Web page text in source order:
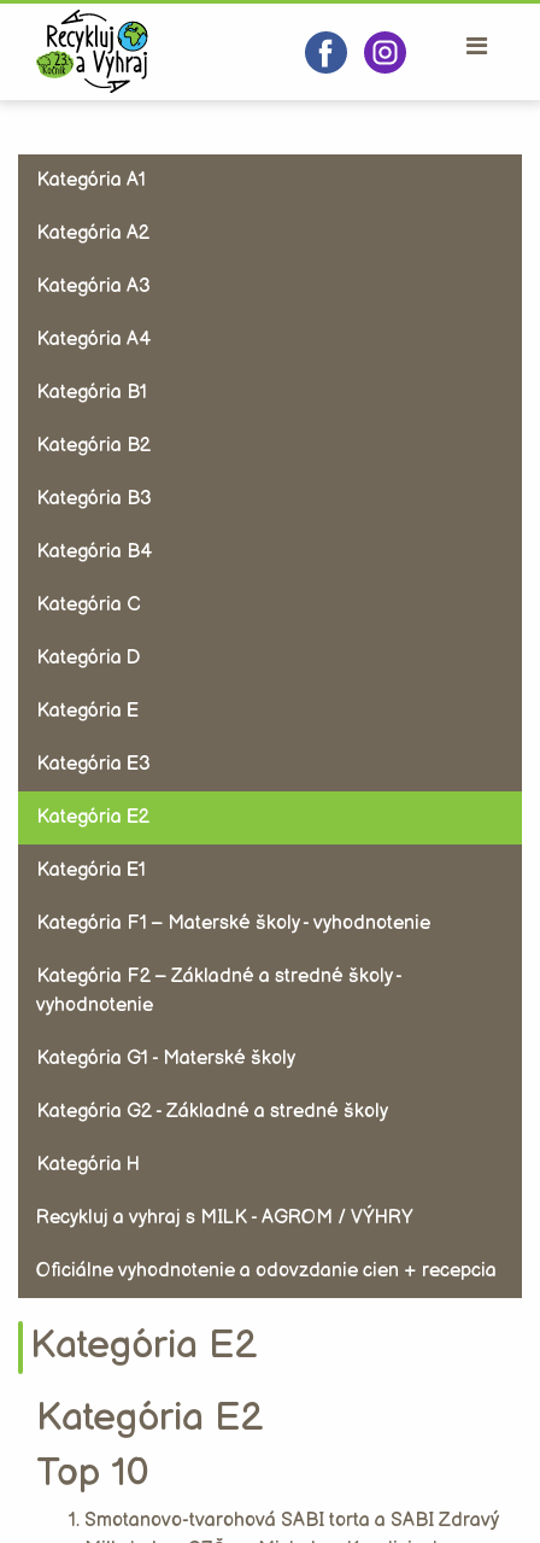
Kategória A1
Kategória A2
Kategória A3
Kategória A4
Kategória B1
Kategória B2
Kategória B3
Kategória B4
Kategória C
Kategória D
Kategória E
Kategória E3
Kategória E2
Kategória E1
Kategória F1 – Materské školy - vyhodnotenie
Kategória F2 – Základné a stredné školy -
vyhodnotenie
Kategória G1 - Materské školy
Kategória G2 - Základné a stredné školy
Kategória H
Recykluj a vyhraj s MILK - AGROM / VÝHRY
Oficiálne vyhodnotenie a odovzdanie cien + recepcia
Kategória E2
Kategória E2
Top 10
Smotanovo-tvarohová SABI torta a SABI Zdravý